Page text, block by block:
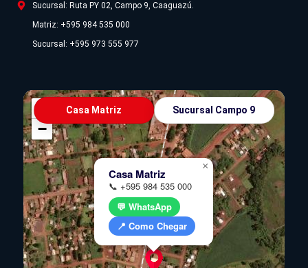
Sucursal: Ruta PY 02, Campo 9, Caaguazú.
Matriz: +595 984 535 000
Sucursal: +595 973 555 977
Casa Matriz Sucursal Campo 9
Casa Matriz
📞 +595 984 535 000
💬 WhatsApp
📍 Como Chegar
×
−